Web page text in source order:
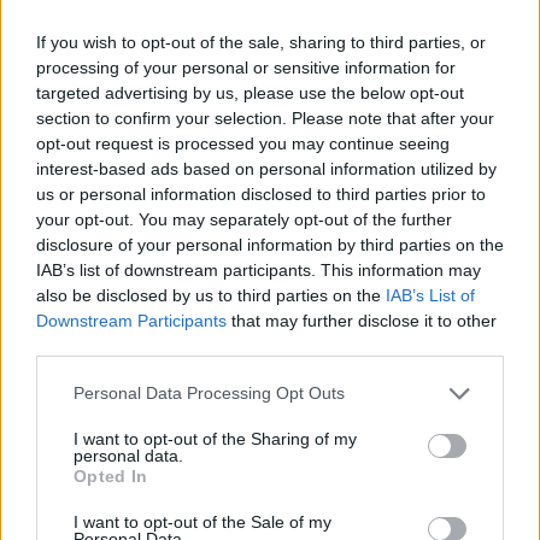
If you wish to opt-out of the sale, sharing to third parties, or
processing of your personal or sensitive information for
targeted advertising by us, please use the below opt-out
section to confirm your selection. Please note that after your
opt-out request is processed you may continue seeing
interest-based ads based on personal information utilized by
us or personal information disclosed to third parties prior to
your opt-out. You may separately opt-out of the further
disclosure of your personal information by third parties on the
IAB’s list of downstream participants. This information may
also be disclosed by us to third parties on the IAB’s List of
Downstream Participants that may further disclose it to other
Please note that this website/app uses one or more Google
not limited to your visit or usage behaviour. You may click to
grant or deny consent to Google and its third-party tags to
use your data for below specified purposes in below Google
consent section.
Personal Data Processing Opt Outs
I want to opt-out of the Sharing of my
personal data.
Opted In
I want to opt-out of the Sale of my
szabályzata szerint csak pénzért mehetnek. A nevelési
költségtérítés összege a pár százezertől a tízmilliós
nagyságrendig terjedhet.
Esetleg maradhatnak a Vasas SC-ben, amely próbálja
menteni az utánpótlását, és a Vasas FC-vel karöltve
szerződést kötött a Geres Zoltán által működtetett
Gerzzo Kft.-vel. Geres eddig Hegyvidék SE néven
versenyeztette a gyerekeit, de jövőben ők adják az SC,
így a piros-kékek felnőtt csapatának is, továbbá az NB I-
es induláshoz szükséges klublicenchez az utánpótlást.
Apró szépséghiba, így az elmúlt hét évben éves szinten
mintegy 500 millió forintnyi állami forrásból – TAO és
kiemelt akadémiai támogatás – működtetett akadémia
felfelé 2018 nyarától csak alacsonyabb területi szintű
bajnokságában versenyezhetnek. Ez sportszakmai